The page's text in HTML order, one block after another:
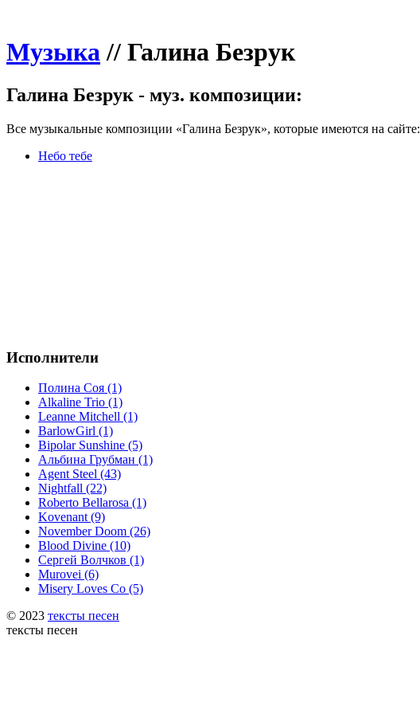
Музыка// Галина Безрук
Галина Безрук - муз. композиции:
Все музыкальные композиции «Галина Безрук», которые имеются на сайте:
Небо тебе
Исполнители
Полина Соя (1)
Alkaline Trio (1)
Leanne Mitchell (1)
BarlowGirl (1)
Bipolar Sunshine (5)
Альбина Грубман (1)
Agent Steel (43)
Nightfall (22)
Roberto Bellarosa (1)
Kovenant (9)
November Doom (26)
Blood Divine (10)
Сергей Волчков (1)
Murovei (6)
Misery Loves Co (5)
© 2023 тексты песен
тексты песен